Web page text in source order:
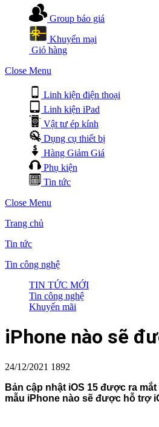
Group báo giá
Khuyến mại
Giỏ hàng
Close Menu
Linh kiện điện thoại
Linh kiện iPad
Vật tư ép kính
Dụng cụ thiết bị
Hàng Giảm Giá
Phụ kiện
Tin tức
Close Menu
Trang chủ
Tin tức
Tin công nghệ
TIN TỨC MỚI
Tin công nghệ
Khuyến mãi
iPhone nào sẽ
24/12/2021 1892
Bản cập nhật iOS 15 được ra
mẫu iPhone nào sẽ được hỗ trợ